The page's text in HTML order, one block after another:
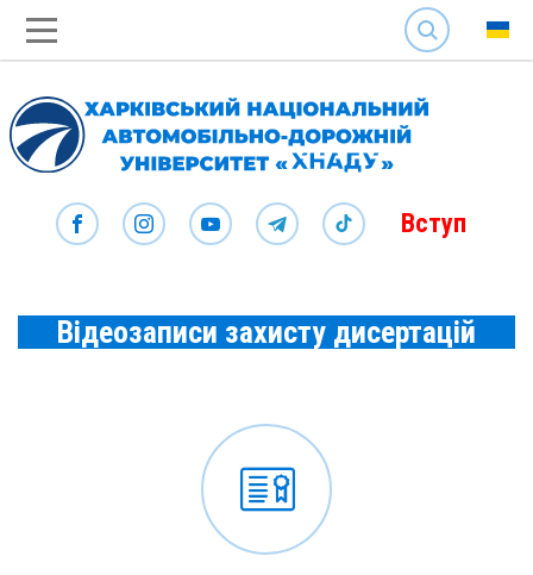
SEARCH
Вступ
Відеозаписи захисту дисертацій